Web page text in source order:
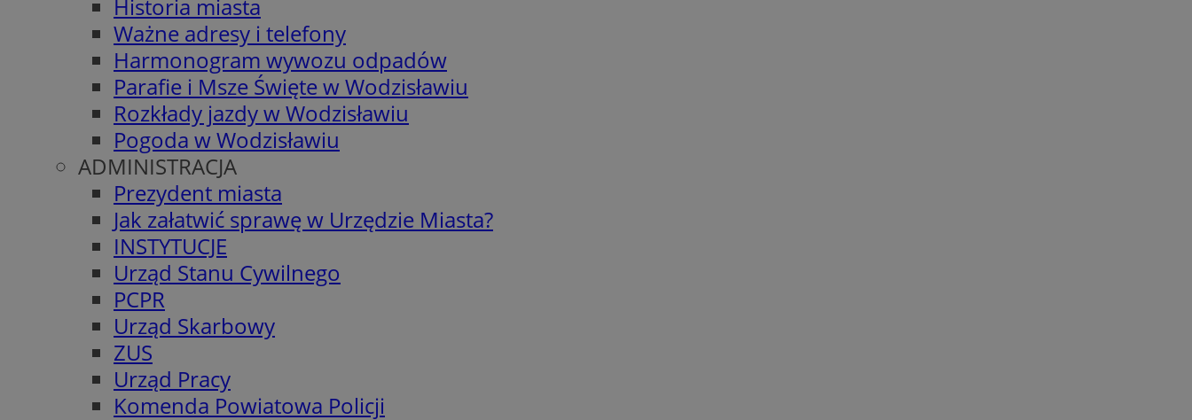
Historia miasta
Ważne adresy i telefony
Harmonogram wywozu odpadów
Parafie i Msze Święte w Wodzisławiu
Rozkłady jazdy w Wodzisławiu
Pogoda w Wodzisławiu
ADMINISTRACJA
Prezydent miasta
Jak załatwić sprawę w Urzędzie Miasta?
INSTYTUCJE
Urząd Stanu Cywilnego
PCPR
Urząd Skarbowy
ZUS
Urząd Pracy
Komenda Powiatowa Policji